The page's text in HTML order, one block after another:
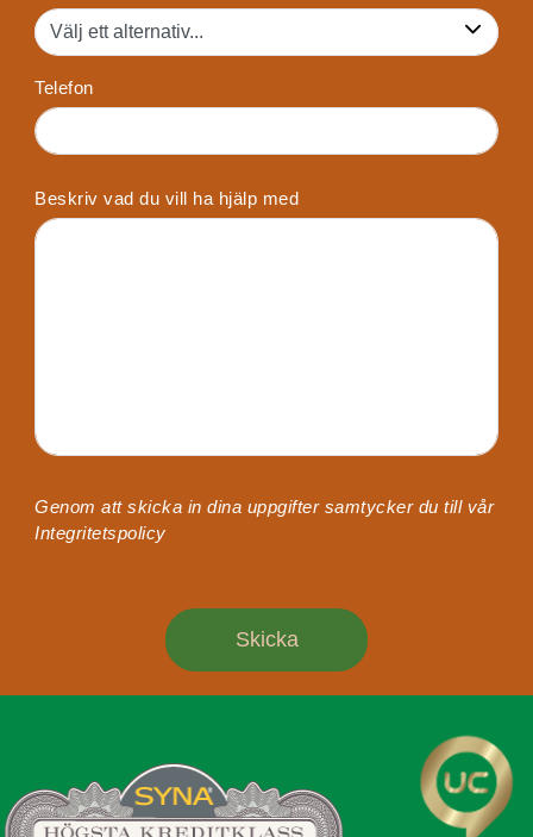
Telefon
Beskriv vad du vill ha hjälp med
Genom att skicka in dina uppgifter samtycker du till vår
Integritetspolicy